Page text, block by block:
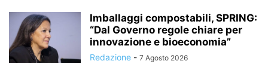
Imballaggi compostabili, SPRING:
“Dal Governo regole chiare per
innovazione e bioeconomia”
Redazione - 7 Agosto 2026